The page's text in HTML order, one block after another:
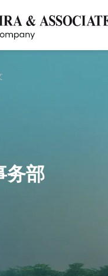
务部